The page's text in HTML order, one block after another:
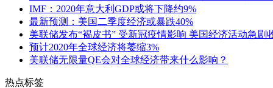
IMF：2020年意大利GDP或将下降约9%
最新预测：美国二季度经济或暴跌40%
美联储发布“褐皮书” 受新冠疫情影响 美国经济活动急剧
预计2020年全球经济将萎缩3%
美联储无限量QE会对全球经济带来什么影响？
热点标签